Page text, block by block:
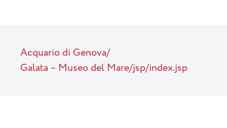
Acquario di Genova/
Galata – Museo del Mare/jsp/index.jsp